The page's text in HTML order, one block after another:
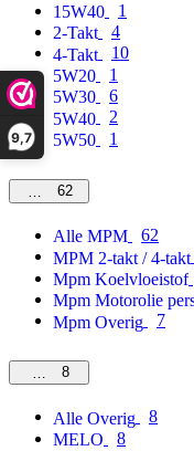
9,7
15W40
1
2-Takt
4
4-Takt
10
5W20
1
5W30
6
5W40
2
5W50
1
MPM62
Alle MPM
62
MPM 2-takt / 4-takt
Mpm Koelvloeistof
Mpm Motorolie
Mpm Overig
7
Overig
8
Alle Overig
8
MELO
8